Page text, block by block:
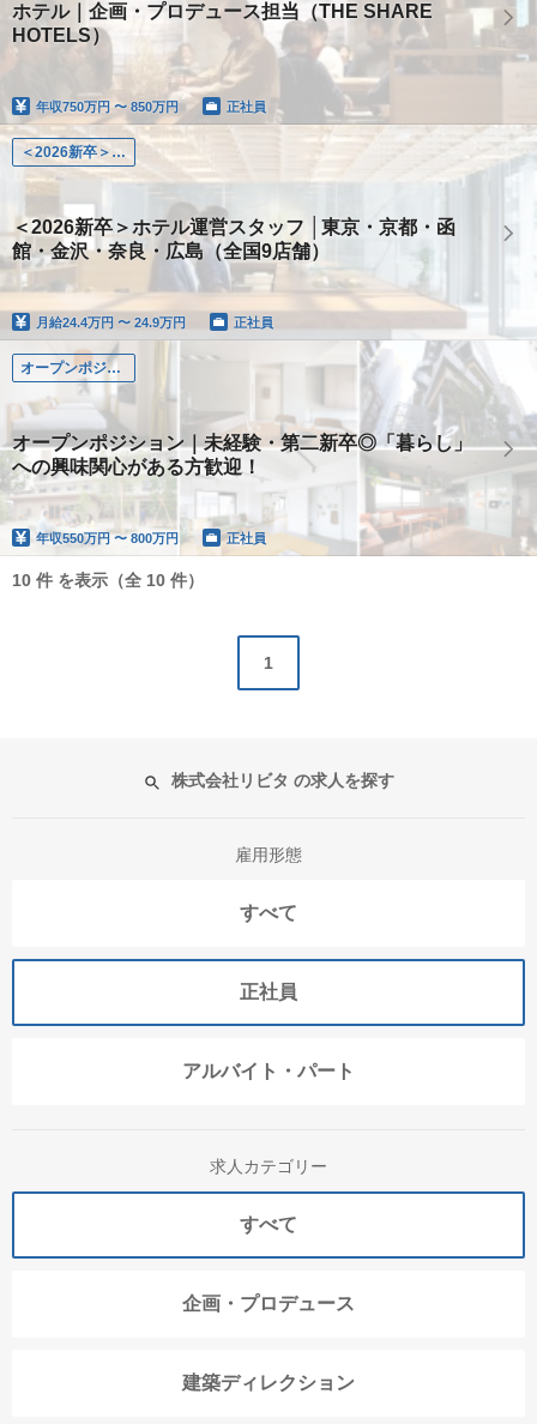
ホテル｜企画・プロデュース担当（THE SHARE
HOTELS）
年収750万円 〜 850万円 正社員
＜2026新卒＞ホテル運営スタッフ │東京・京都・函館・金沢・奈良・広島（全国9店舗）
＜2026新卒＞ホテル運営スタッフ │東京・京都・函
館・金沢・奈良・広島（全国9店舗）
月給24.4万円 〜 24.9万円 正社員
オープンポジション
オープンポジション｜未経験・第二新卒◎「暮らし」
への興味関心がある方歓迎！
年収550万円 〜 800万円 正社員
10 件 を表示（全 10 件）
1
株式会社リビタ の求人を探す
雇用形態
すべて
正社員
アルバイト・パート
求人カテゴリー
すべて
企画・プロデュース
建築ディレクション